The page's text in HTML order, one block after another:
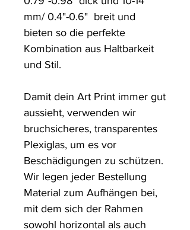
mm/ 0.4"-0.6"  breit und
bieten so die perfekte
Kombination aus Haltbarkeit
und Stil.
Damit dein Art Print immer gut
aussieht, verwenden wir
bruchsicheres, transparentes
Plexiglas, um es vor
Beschädigungen zu schützen.
Wir legen jeder Bestellung
Material zum Aufhängen bei,
mit dem sich der Rahmen
sowohl horizontal als auch